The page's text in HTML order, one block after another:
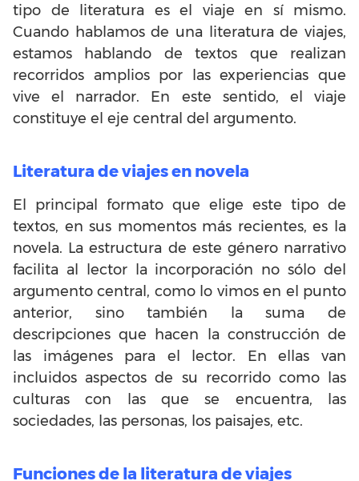
tipo de literatura es el viaje en sí mismo.
Cuando hablamos de una literatura de viajes,
estamos hablando de textos que realizan
recorridos amplios por las experiencias que
vive el narrador. En este sentido, el viaje
constituye el eje central del argumento.
Literatura de viajes en novela
El principal formato que elige este tipo de
textos, en sus momentos más recientes, es la
novela. La estructura de este género narrativo
facilita al lector la incorporación no sólo del
argumento central, como lo vimos en el punto
anterior, sino también la suma de
descripciones que hacen la construcción de
las imágenes para el lector. En ellas van
incluidos aspectos de su recorrido como las
culturas con las que se encuentra, las
sociedades, las personas, los paisajes, etc.
Funciones de la literatura de viajes